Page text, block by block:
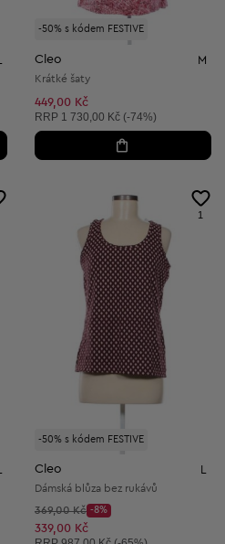
-50% s kódem FESTIVE
Cleo M
Krátké šaty
449,00 Kč
Doporučená cena:
RRP 1 730,00 Kč (-74%)
-50% s kódem FESTIVE
1
Cleo
Dámská blůza bez rukávů
Původní cena:
369,00 Kč
Discount Price:
-8%
Snížená cena:
339,00 Kč